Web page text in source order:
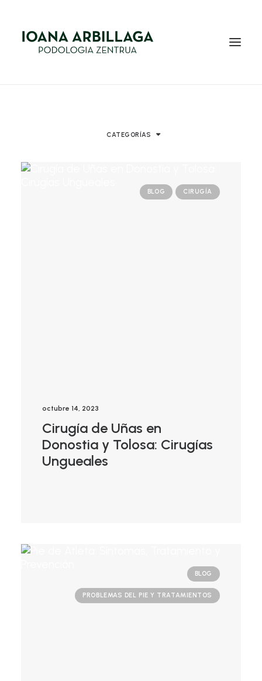
BLOG
CATEGORÍAS
BLOG CIRUGÍA
octubre 14, 2023
Cirugía de Uñas en
Donostia y Tolosa: Cirugías
Ungueales
BLOG
PROBLEMAS DEL PIE Y TRATAMIENTOS